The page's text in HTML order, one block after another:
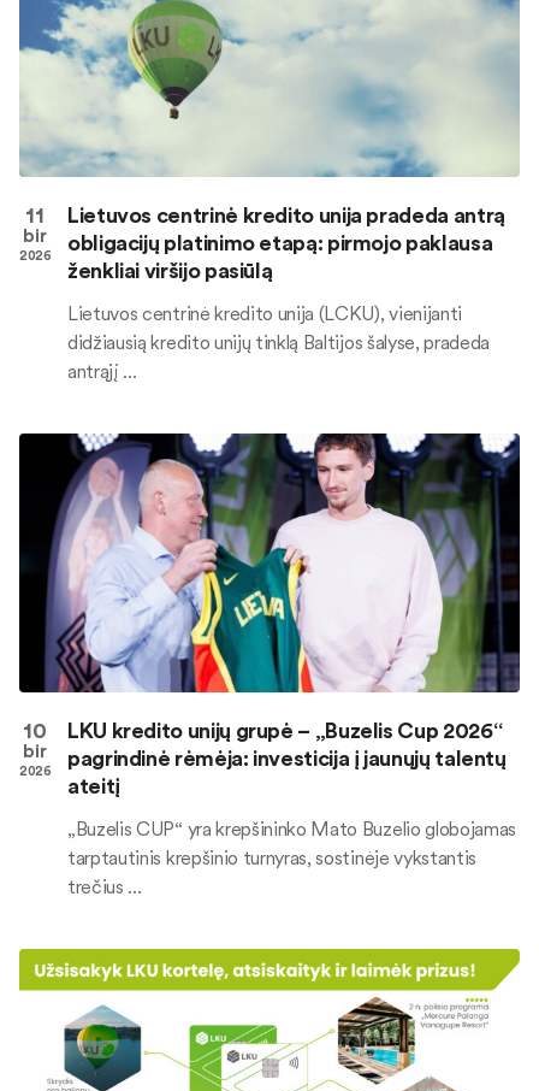
11
bir
2026
Lietuvos centrinė kredito unija pradeda antrą
obligacijų platinimo etapą: pirmojo paklausa
ženkliai viršijo pasiūlą
Lietuvos centrinė kredito unija (LCKU), vienijanti
didžiausią kredito unijų tinklą Baltijos šalyse, pradeda
antrąjį ...
10
bir
2026
LKU kredito unijų grupė – „Buzelis Cup 2026“
pagrindinė rėmėja: investicija į jaunųjų talentų
ateitį
„Buzelis CUP“ yra krepšininko Mato Buzelio globojamas
tarptautinis krepšinio turnyras, sostinėje vykstantis
trečius ...